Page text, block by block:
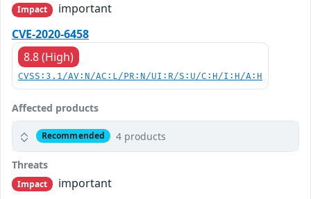
Impact
important
CVE-2020-6458
8.8 (High)
CVSS:3.1/AV:N/AC:L/PR:N/UI:R/S:U/C:H/I:H/A:H
Affected products
Recommended 4 products
Threats
Impact
important